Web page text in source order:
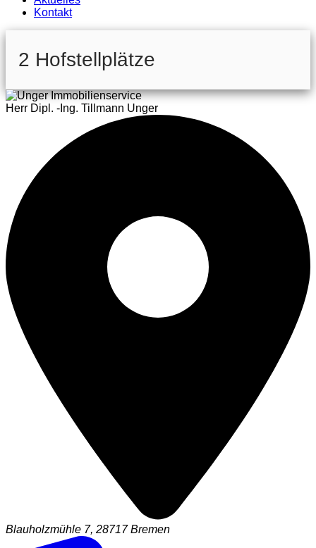
Kontakt
2 Hofstellplätze
Herr Dipl. -Ing. Tillmann Unger
Blauholzmühle 7, 28717 Bremen